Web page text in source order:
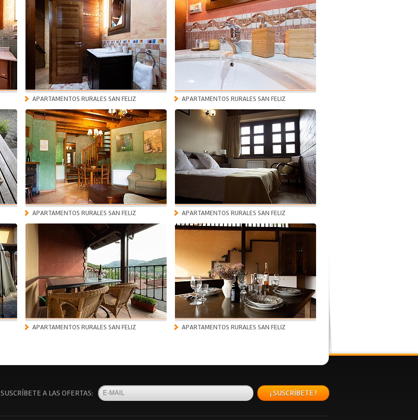
APARTAMENTOS RURALES SAN FELIZ APARTAMENTOS RURALES SAN FELIZ
APARTAMENTOS RURALES SAN FELIZ APARTAMENTOS RURALES SAN FELIZ
APARTAMENTOS RURALES SAN FELIZ APARTAMENTOS RURALES SAN FELIZ
SUSCRÍBETE A LAS OFERTAS: ¡ SUSCRÍBETE !